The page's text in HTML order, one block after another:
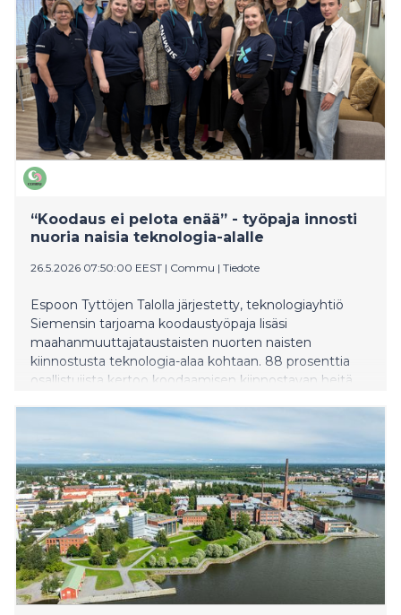
“Koodaus ei pelota enää” - työpaja innosti
nuoria naisia teknologia-alalle
26.5.2026 07:50:00 EEST | Commu | Tiedote
Espoon Tyttöjen Talolla järjestetty, teknologiayhtiö
Siemensin tarjoama koodaustyöpaja lisäsi
maahanmuuttajataustaisten nuorten naisten
kiinnostusta teknologia-alaa kohtaan. 88 prosenttia
osallistujista kertoo koodaamisen kiinnostavan heitä